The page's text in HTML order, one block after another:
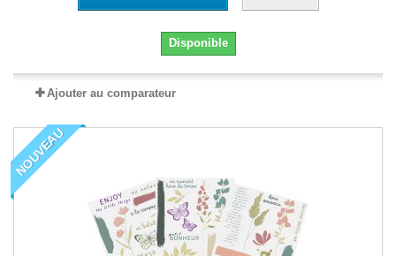
Disponible
Ajouter au comparateur
NOUVEAU